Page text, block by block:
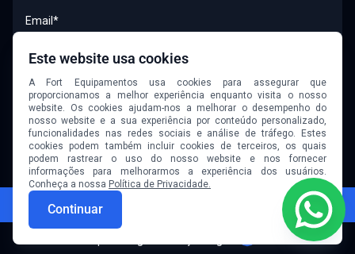
Este website usa cookies
A Fort Equipamentos usa cookies para assegurar que
proporcionamos a melhor experiência enquanto visita o nosso
website. Os cookies ajudam-nos a melhorar o desempenho do
nosso website e a sua experiência por conteúdo personalizado,
funcionalidades nas redes sociais e análise de tráfego. Estes
cookies podem também incluir cookies de terceiros, os quais
podem rastrear o uso do nosso website e nos fornecer
informações para melhorarmos a experiência dos usuários.
Conheça a nossa Política de Privacidade.
Continuar
Email*
Quero receber newsletter
© 2026 Fort Equipamentos. Todos os direitos reservados.
W3C Validator